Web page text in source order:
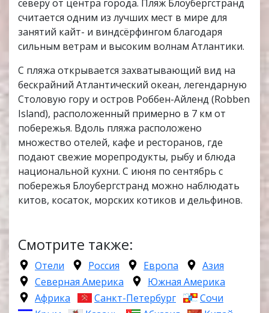
северу от центра города. Пляж Блоубергстранд
считается одним из лучших мест в мире для
занятий кайт- и виндсёрфингом благодаря
сильным ветрам и высоким волнам Атлантики.
С пляжа открывается захватывающий вид на
бескрайний Атлантический океан, легендарную
Столовую гору и остров Роббен-Айленд (Robben
Island), расположенный примерно в 7 км от
побережья. Вдоль пляжа расположено
множество отелей, кафе и ресторанов, где
подают свежие морепродукты, рыбу и блюда
национальной кухни. С июня по сентябрь с
побережья Блоубергстранд можно наблюдать
китов, косаток, морских котиков и дельфинов.
Смотрите также:
Отели Россия Европа
Азия
Северная Америка
Южная Америка
Африка
Санкт-Петербург
Сочи